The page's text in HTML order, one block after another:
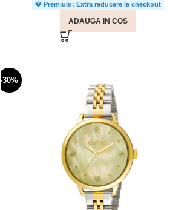
💎 Premium: Extra reducere la checkout
ADAUGA IN COS
-30%